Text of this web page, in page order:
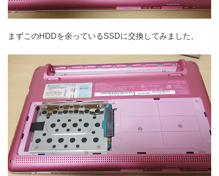
まずこのHDDを余っているSSDに交換してみました。